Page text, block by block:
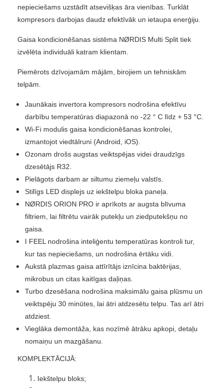
nepieciešams uzstādīt atsevišķas āra vienības. Turklāt
kompresors darbojas daudz efektīvāk un ietaupa enerģiju.
Gaisa kondicionēšanas sistēma NØRDIS Multi Split tiek
izvēlēta individuāli katram klientam.
Piemērots dzīvojamām mājām, birojiem un tehniskām
telpām.
Jaunākais invertora kompresors nodrošina efektīvu
darbību temperatūras diapazonā no -22 ° C līdz + 53 °C.
Wi-Fi modulis gaisa kondicionēšanas kontrolei,
izmantojot viedtālruni (Android, iOS).
Ozonam drošs augstas veiktspējas videi draudzīgs
dzesētājs R32.
Pielāgots darbam ar siltumu ziemeļu valstīs.
Stilīgs LED displejs uz iekštelpu bloka paneļa.
NØRDIS ORION PRO ir aprīkots ar augsta blīvuma
filtriem, lai filtrētu vairāk putekļu un ziedputekšņu no
gaisa.
I FEEL nodrošina inteliģentu temperatūras kontroli tur,
kur tas nepieciešams, un nodrošina ērtāku vidi.
Aukstā plazmas gaisa attīrītājs iznīcina baktērijas,
mikrobus un citas kaitīgas daļiņas.
Turbo dzesēšana nodrošina maksimālu gaisa plūsmu un
veiktspēju 30 minūtes, lai ātri atdzesētu telpu. Tas arī ātri
atdziest.
Vieglāka demontāža, kas nozīmē ātrāku apkopi, detaļu
nomaiņu un mazgāšanu.
KOMPLEKTĀCIJĀ:
Iekštelpu bloks;